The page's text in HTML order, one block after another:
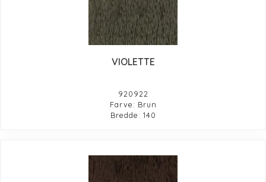
VIOLETTE
920922
Farve: Brun
Bredde: 140